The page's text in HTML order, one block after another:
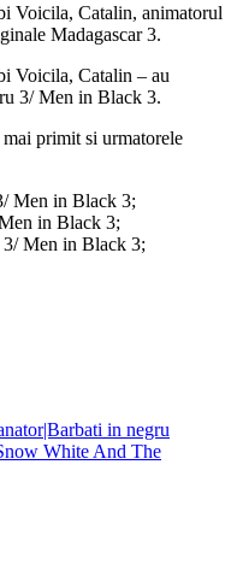
Voicila, Catalin, animatorul
Madagascar 3.
Voicila, Catalin – au
3/ Men in Black 3.
primit si urmatorele
Men in Black 3;
in Black 3;
Men in Black 3;
in negru
White And The